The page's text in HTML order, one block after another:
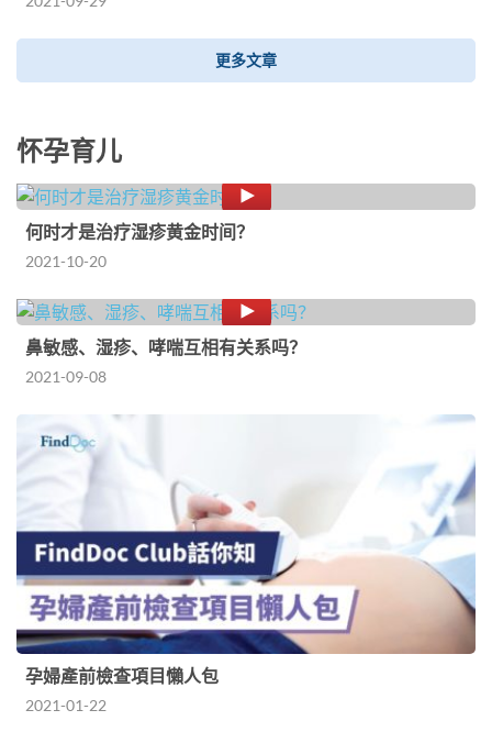
更多文章
怀孕育儿
何时才是治疗湿疹黄金时间？
2021-10-20
鼻敏感、湿疹、哮喘互相有关系吗？
2021-09-08
孕婦產前檢查項目懶人包
2021-01-22